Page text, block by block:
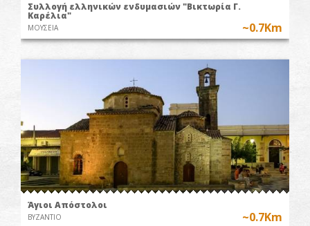
Συλλογή ελληνικών ενδυμασιών "Βικτωρία Γ.
Καρέλια"
ΜΟΥΣΕΙΑ ~0.7Km
Άγιοι Απόστολοι
ΒΥΖΑΝΤΙΟ ~0.7Km